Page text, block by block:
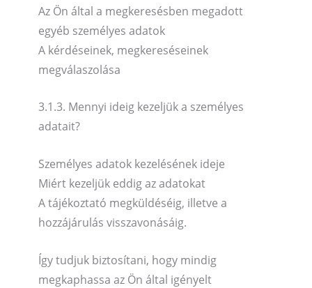
Az Ön által a megkeresésben megadott
egyéb személyes adatok
A kérdéseinek, megkereséseinek
megválaszolása
3.1.3. Mennyi ideig kezeljük a személyes
adatait?
Személyes adatok kezelésének ideje
Miért kezeljük eddig az adatokat
A tájékoztató megküldéséig, illetve a
hozzájárulás visszavonásáig.
Így tudjuk biztosítani, hogy mindig
megkaphassa az Ön által igényelt